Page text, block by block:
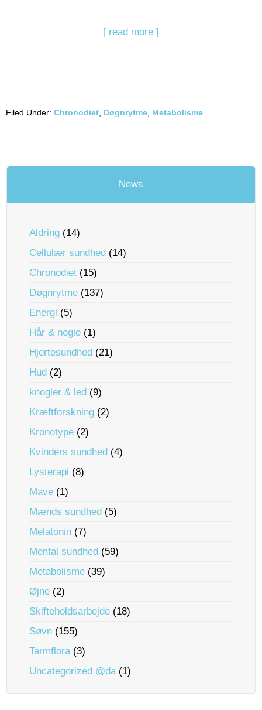
[ read more ]
Filed Under: Chronodiet Døgnrytme Metabolisme
News
Aldring (14)
Cellulær sundhed (14)
Chronodiet (15)
Døgnrytme (137)
Energi (5)
Hår & negle (1)
Hjertesundhed (21)
Hud (2)
knogler & led (9)
Kræftforskning (2)
Kronotype (2)
Kvinders sundhed (4)
Lysterapi (8)
Mave (1)
Mænds sundhed (5)
Melatonin (7)
Mental sundhed (59)
Metabolisme (39)
Øjne (2)
Skifteholdsarbejde (18)
Søvn (155)
Tarmflora(3)
Uncategorized @da(1)